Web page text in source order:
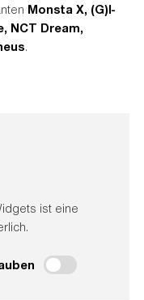
Monsta X, (G)I-
NCT Dream,
.
ist eine